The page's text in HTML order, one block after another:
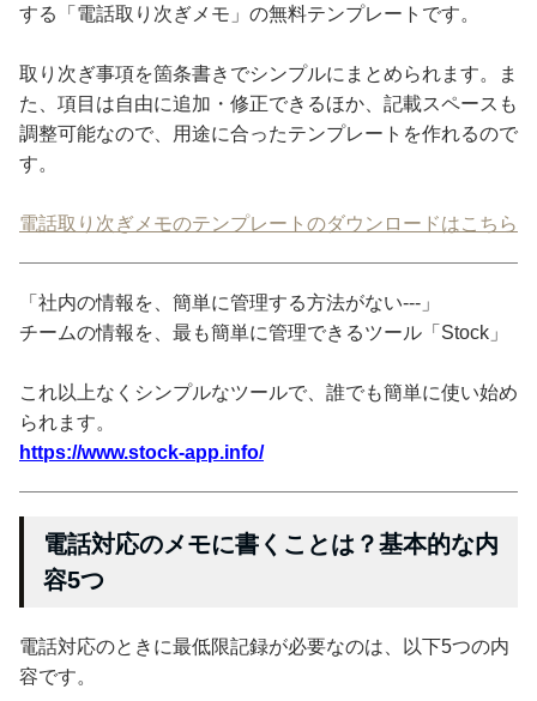
する「電話取り次ぎメモ」の無料テンプレートです。
取り次ぎ事項を箇条書きでシンプルにまとめられます。ま
た、項目は自由に追加・修正できるほか、記載スペースも
調整可能なので、用途に合ったテンプレートを作れるので
す。
電話取り次ぎメモのテンプレートのダウンロードはこちら
「社内の情報を、簡単に管理する方法がない---」
チームの情報を、最も簡単に管理できるツール「Stock」
これ以上なくシンプルなツールで、誰でも簡単に使い始め
られます。
https://www.stock-app.info/
電話対応のメモに書くことは？基本的な内
容5つ
電話対応のときに最低限記録が必要なのは、以下5つの内
容です。